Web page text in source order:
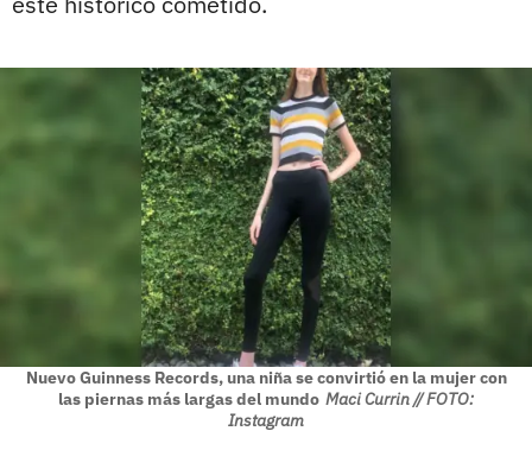
Nuevo Guinness Records, una niña se convirtió en la mujer con
las piernas más largas del mundo Maci Currin // FOTO:
Instagram